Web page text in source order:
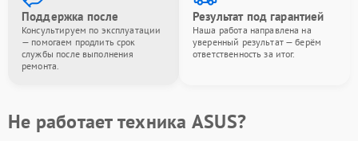
Поддержка после
Консультируем по эксплуатации
— помогаем продлить срок
службы после выполнения
ремонта.
Результат под гарантией
Наша работа направлена на
уверенный результат — берём
ответственность за итог.
Не работает техника ASUS?